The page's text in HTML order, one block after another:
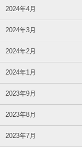
2024年4月
2024年3月
2024年2月
2024年1月
2023年9月
2023年8月
2023年7月